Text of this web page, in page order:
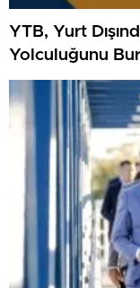
YTB, Yurt
Yolculuğunu